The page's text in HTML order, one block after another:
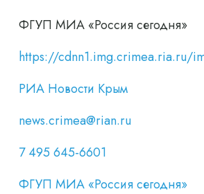
ФГУП МИА «Россия сегодня»
https://cdnn1.img.crimea.ria.ru/
РИА Новости Крым
news.crimea@rian.ru
7 495 645-6601
ФГУП МИА «Россия сегодня»